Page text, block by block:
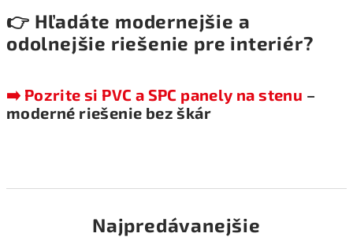
👉 Hľadáte modernejšie a
odolnejšie riešenie pre interiér?
➡️ Pozrite si PVC a SPC panely na stenu –
moderné riešenie bez škár
Najpredávanejšie